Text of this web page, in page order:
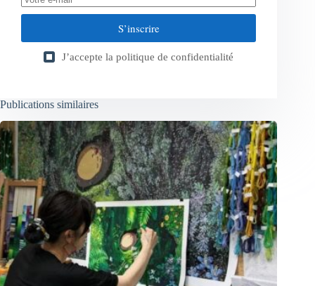
S’inscrire
J’accepte la politique de confidentialité
Publications similaires